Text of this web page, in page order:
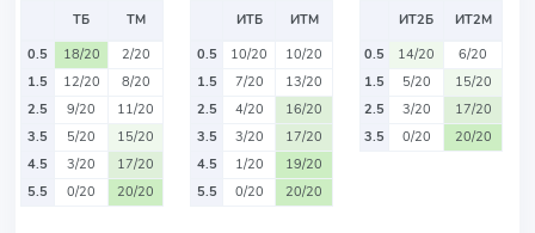
ТБ
ТМ
0.5
18/20
2/20
1.5
12/20
8/20
2.5
9/20
11/20
3.5
5/20
15/20
4.5
3/20
17/20
5.5
0/20 20/20
ИТБ
ИТМ
0.5
10/20
10/20
1.5
7/20
13/20
2.5
4/20
16/20
3.5
3/20
17/20
4.5
1/20
19/20
5.5
0/20 20/20
ИТ2Б
ИТ2М
0.5
14/20
6/20
1.5
5/20
15/20
2.5
3/20
17/20
3.5
0/20 20/20